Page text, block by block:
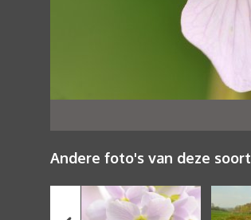
Andere foto's van deze soort